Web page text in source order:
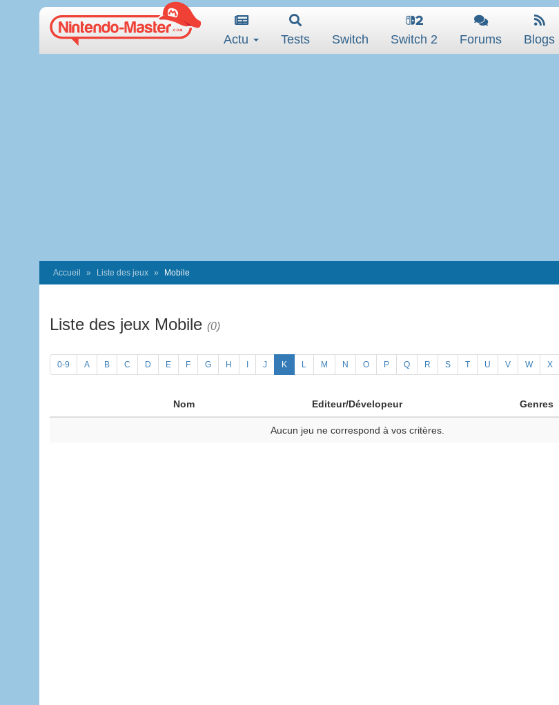
Actu Tests Switch Switch 2 Forums Blogs
Accueil Liste des jeux Mobile
Liste des jeux Mobile (0)
0-9 A B C D E F G H J K L M N O P Q R S T U V W X
Nom Editeur/Dévelopeur Genres
Aucun jeu ne correspond à vos critères.